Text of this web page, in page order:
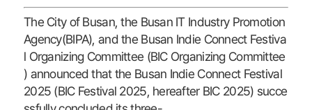
The City of Busan, the Busan IT Industry Promotion
Agency(BIPA), and the Busan Indie Connect Festiva
l Organizing Committee (BIC Organizing Committee
) announced that the Busan Indie Connect Festival
2025 (BIC Festival 2025, hereafter BIC 2025) succe